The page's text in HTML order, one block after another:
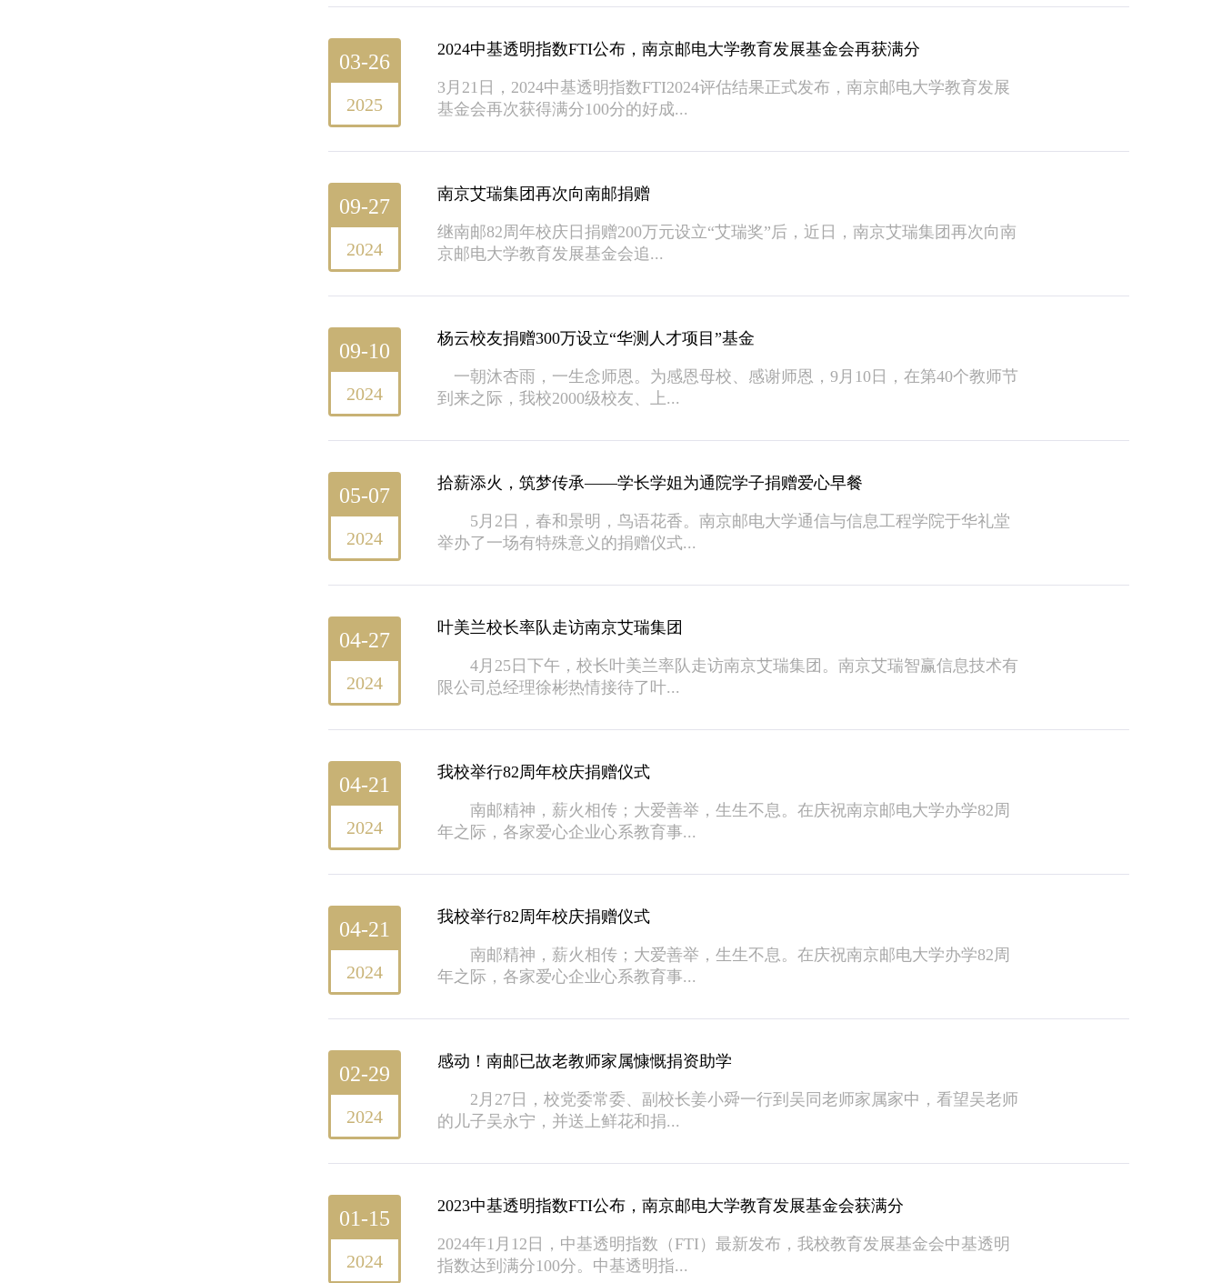
03-26
2025
2024中基透明指数FTI公布，南京邮电大学教育发展基金会再获满分
3月21日，2024中基透明指数FTI2024评估结果正式发布，南京邮电大学教育发展
基金会再次获得满分100分的好成...
09-27
2024
南京艾瑞集团再次向南邮捐赠
继南邮82周年校庆日捐赠200万元设立“艾瑞奖”后，近日，南京艾瑞集团再次向南
京邮电大学教育发展基金会追...
09-10
2024
杨云校友捐赠300万设立“华测人才项目”基金
一朝沐杏雨，一生念师恩。为感恩母校、感谢师恩，9月10日，在第40个教师节
到来之际，我校2000级校友、上...
05-07
2024
拾薪添火，筑梦传承——学长学姐为通院学子捐赠爱心早餐
5月2日，春和景明，鸟语花香。南京邮电大学通信与信息工程学院于华礼堂
举办了一场有特殊意义的捐赠仪式...
04-27
2024
叶美兰校长率队走访南京艾瑞集团
4月25日下午，校长叶美兰率队走访南京艾瑞集团。南京艾瑞智赢信息技术有
限公司总经理徐彬热情接待了叶...
04-21
2024
我校举行82周年校庆捐赠仪式
南邮精神，薪火相传；大爱善举，生生不息。在庆祝南京邮电大学办学82周
年之际，各家爱心企业心系教育事...
04-21
2024
我校举行82周年校庆捐赠仪式
南邮精神，薪火相传；大爱善举，生生不息。在庆祝南京邮电大学办学82周
年之际，各家爱心企业心系教育事...
02-29
2024
感动！南邮已故老教师家属慷慨捐资助学
2月27日，校党委常委、副校长姜小舜一行到吴同老师家属家中，看望吴老师
的儿子吴永宁，并送上鲜花和捐...
01-15
2024
2023中基透明指数FTI公布，南京邮电大学教育发展基金会获满分
2024年1月12日，中基透明指数（FTI）最新发布，我校教育发展基金会中基透明
指数达到满分100分。中基透明指...